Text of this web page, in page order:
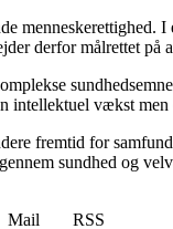
derfor målrettet
intellektuel vækst
fremtid for
sundhed og
Mail RSS